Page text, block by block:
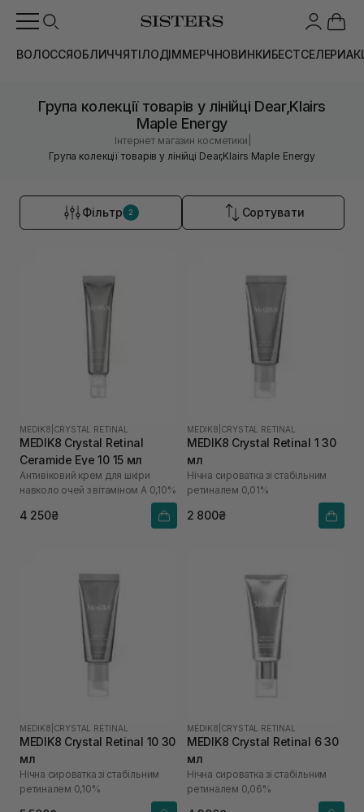
ВОЛОССЯОБЛИЧЧЯТІЛОДІММЕРЧНОВИНКИБЕСТСЕЛЕРИ
Група колекції товарів у лінійці Dear,Klairs
Maple Energy
Інтернет магазин косметики
Група колекції товарів у лінійці Dear,Klairs Maple Energy
Фільтр 2 Сортувати
MEDIK8 CRYSTAL RETINAL
MEDIK8 Crystal Retinal
Ceramide Eye 10 15 мл
Антивіковий крем для шкіри
навколо очей з вітаміном А 0,10%
4 250₴
MEDIK8 CRYSTAL RETINAL
MEDIK8 Crystal Retinal 1 30
мл
Нічна сироватка зі стабільним
ретиналем 0,01%
2 800₴
MEDIK8 CRYSTAL RETINAL
MEDIK8 Crystal Retinal 10 30
мл
Нічна сироватка зі стабільним
ретиналем 0,10%
MEDIK8 CRYSTAL RETINAL
MEDIK8 Crystal Retinal 6 30
мл
Нічна сироватка зі стабільним
ретиналем 0,06%